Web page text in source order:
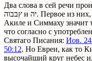
Два слова в сей речи
ץבבוה и יה. Первое из них, по переводу Семидесяти запады, по
Акиле и Симмаху значит
что согласно с
Святаго Писания: Иов.
50:12. Но Евреи, как то
высочайший круг небес